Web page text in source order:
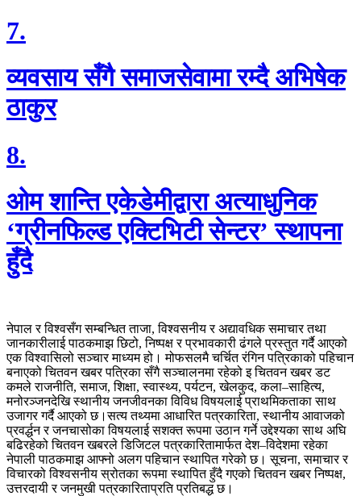
7.
व्यवसाय सँगै समाजसेवामा रम्दै अभिषेक
ठाकुर
8.
ओम शान्ति एकेडेमीद्वारा अत्याधुनिक
‘ग्रीनफिल्ड एक्टिभिटी सेन्टर’ स्थापना
हुँदै
नेपाल र विश्वसँग सम्बन्धित ताजा, विश्वसनीय र अद्यावधिक समाचार तथा
जानकारीलाई पाठकमाझ छिटो, निष्पक्ष र प्रभावकारी ढंगले प्रस्तुत गर्दै आएको
एक विश्वासिलो सञ्चार माध्यम हो। मोफसलमै चर्चित रंगिन पत्रिकाको पहिचान
बनाएको चितवन खबर पत्रिका सँगै सञ्चालनमा रहेको इ चितवन खबर डट
कमले राजनीति, समाज, शिक्षा, स्वास्थ्य, पर्यटन, खेलकुद, कला–साहित्य,
मनोरञ्जनदेखि स्थानीय जनजीवनका विविध विषयलाई प्राथमिकताका साथ
उजागर गर्दै आएको छ।सत्य तथ्यमा आधारित पत्रकारिता, स्थानीय आवाजको
प्रवर्द्धन र जनचासोका विषयलाई सशक्त रूपमा उठान गर्ने उद्देश्यका साथ अघि
बढिरहेको चितवन खबरले डिजिटल पत्रकारितामार्फत देश–विदेशमा रहेका
नेपाली पाठकमाझ आफ्नो अलग पहिचान स्थापित गरेको छ। सूचना, समाचार र
विचारको विश्वसनीय स्रोतका रूपमा स्थापित हुँदै गएको चितवन खबर निष्पक्ष,
उत्तरदायी र जनमुखी पत्रकारिताप्रति प्रतिबद्ध छ।